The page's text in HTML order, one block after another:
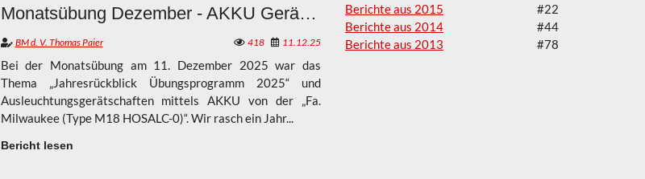
Monatsübung Dezember - AKKU Gerätschaften und Jahresrückblick 2025
BM d. V. Thomas Paier 418 11.12.25
Bei der Monatsübung am 11. Dezember 2025 war das
Thema „Jahresrückblick Übungsprogramm 2025“ und
Ausleuchtungsgerätschaften mittels AKKU von der „Fa.
Milwaukee (Type M18 HOSALC-0)“. Wir rasch ein Jahr...
Bericht lesen
Berichte aus 2015
#22
Berichte aus 2014
#44
Berichte aus 2013
#78